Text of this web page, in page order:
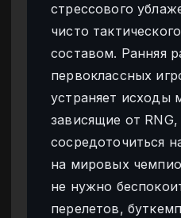
стрессового
чисто
составом. Ранняя
первоклассных
устраняет исходы
зависящие от
сосредоточиться
на мировых
не нужно
перелетов,